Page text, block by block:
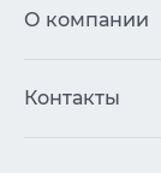
О компании
Контакты